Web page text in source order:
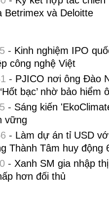
Betrimex và Deloitte
- Kinh nghiệm IPO
công nghệ Việt
- PJICO nơi ông Đào
bạc’ nhờ bảo hiểm
- Sáng kiến
vững
- Làm dự án tỉ USD
Thành Tâm huy động
- Xanh SM gia nhập
hơn đối thủ